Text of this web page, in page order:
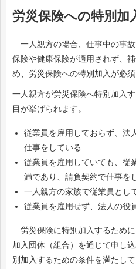
労災保険への特別加
一人親方の場合、仕事中の事
保険や健康保険が適用されず、
め、労災保険への特別加入が必須
一人親方が労災保険へ特別加入
目が挙げられます。
従業員を雇用しておらず、法
仕事をしている
従業員を雇用していても、従
満であり、請負契約で仕事を
一人親方の家族で従業員とし
従業員を雇用せず、法人の役
労災保険に特別加入するため
加入団体（組合）を通じて申し
別加入するための条件を満たし